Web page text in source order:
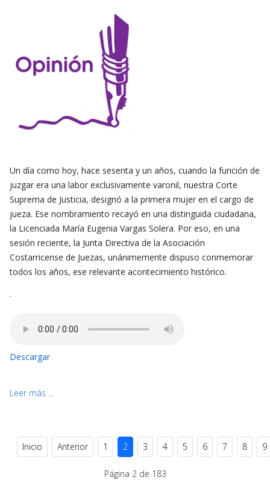
Un día como hoy, hace sesenta y un años, cuando la función de
juzgar era una labor exclusivamente varonil, nuestra Corte
Suprema de Justicia, designó a la primera mujer en el cargo de
jueza. Ese nombramiento recayó en una distinguida ciudadana,
la Licenciada María Eugenia Vargas Solera. Por eso, en una
sesión reciente, la Junta Directiva de la Asociación
Costarricense de Juezas, unánimemente dispuso conmemorar
todos los años, ese relevante acontecimiento histórico.
-
Descargar
Leer más ...
Inicio Anterior 1 2 3 4 5 6 7 8 9
Página 2 de 183